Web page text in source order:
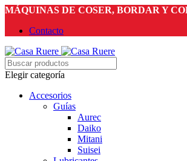
MÁQUINAS DE COSER, BORDAR Y
Contacto
Elegir categoría
Accesorios
Guías
Aurec
Daiko
Mitani
Suisei